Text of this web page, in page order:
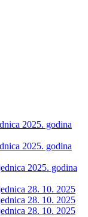
2025. godina
2025. godina
2025. godina
28. 10. 2025
28. 10. 2025
28. 10. 2025